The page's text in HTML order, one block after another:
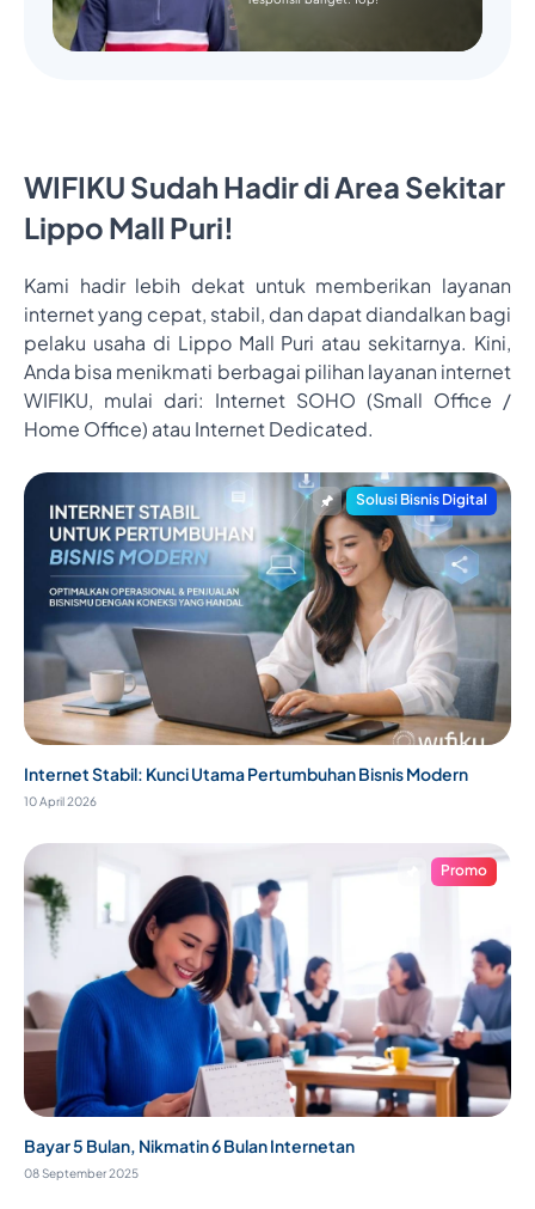
WIFIKU Sudah Hadir di Area Sekitar
Lippo Mall Puri!
Kami hadir lebih dekat untuk memberikan layanan
internet yang cepat, stabil, dan dapat diandalkan bagi
pelaku usaha di Lippo Mall Puri atau sekitarnya. Kini,
Anda bisa menikmati berbagai pilihan layanan internet
WIFIKU, mulai dari: Internet SOHO (Small Office /
Home Office) atau Internet Dedicated.
Solusi Bisnis Digital
Internet Stabil: Kunci Utama Pertumbuhan Bisnis Modern
10 April 2026
Promo
Bayar 5 Bulan, Nikmatin 6 Bulan Internetan
08 September 2025